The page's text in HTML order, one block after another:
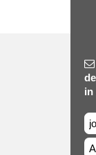
in